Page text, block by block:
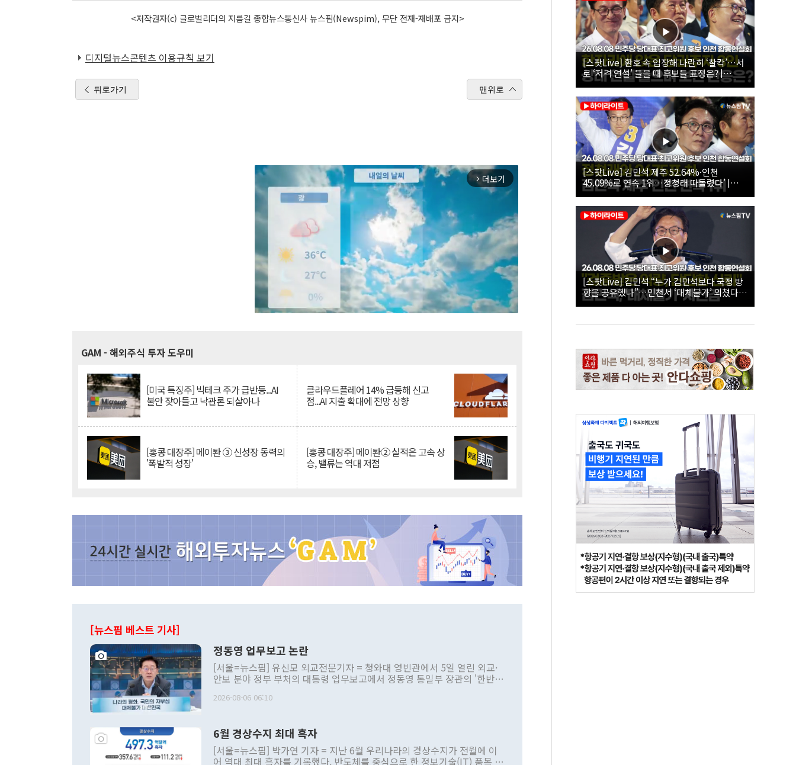
<저작권자(c) 글로벌리더의 지름길 종합뉴스통신사 뉴스핌(Newspim), 무단 전재-재배포 금지>
디지털뉴스콘텐츠 이용규칙 보기
뒤로가기 맨위로
arrow_forward_ios 더보기
GAM - 해외주식 투자 도우미
[미국 특징주] 빅테크 주가 급반등...AI
불안 잦아들고 낙관론 되살아나
클라우드플레어 14% 급등해 신고
점...AI 지출 확대에 전망 상향
[홍콩 대장주] 메이퇀 ③ 신성장 동력의
'폭발적 성장'
[홍콩 대장주] 메이퇀② 실적은 고속 상
승, 밸류는 역대 저점
[뉴스핌 베스트 기사]
정동영 업무보고 논란
[서울=뉴스핌] 유신모 외교전문기자 = 청와대 영빈관에서 5일 열린 외교·
안보 분야 정부 부처의 대통령 업무보고에서 정동영 통일부 장관의 '한반도
발언 중에는 정부 내 조율을 거치지 않은 사안을 정책으로 추진하겠다고 공
주의적 희망에 근거한 비현실적 구상'이라는 비판을 내놨다. 그동안 정 장
관의 대북 정책 관련 발언이 물의를 빚은 적은 여러 번 있지만 대통령과 유
관 부처 장관이 공개적으로 부정적 입장을 표명한 것은 이례적이다. 정 장
2026-08-06 06:10
6월 경상수지 최대 흑자
[서울=뉴스핌] 박가연 기자 = 지난 6월 우리나라의 경상수지가 전월에 이
어 역대 최대 흑자를 기록했다. 반도체를 중심으로 한 정보기술(IT) 품목 수
[스팟Live] 환호 속 입장해 나란히 ‘찰칵’…서
로 ‘저격 연설’ 들을 때 후보들 표정은? |
26.08.08 더불어민주당 당대표·최고위원 후
보 인천 합동연설회
[스팟Live] 김민석 제주 52.64%·인천
45.09%로 연속 1위…정청래 따돌렸다’ |
26.08.08 더불어민주당 당대표·최고위원 후
보 인천 합동연설회
[스팟Live] 김민석 “누가 김민석보다 국정 방
향을 공유했나”…인천서 ‘대체불가’ 외쳤다 |
26.08.08 더불어민주당 당대표·최고위원 후